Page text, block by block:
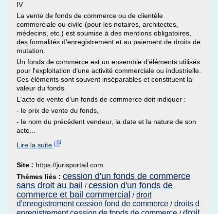
IV
La vente de fonds de commerce ou de clientèle
commerciale ou civile (pour les notaires, architectes,
médecins, etc.) est soumise à des mentions obligatoires,
des formalités d'enregistrement et au paiement de droits de
mutation.
Un fonds de commerce est un ensemble d'éléments utilisés
pour l'exploitation d'une activité commerciale ou industrielle.
Ces éléments sont souvent inséparables et constituent la
valeur du fonds.
L'acte de vente d'un fonds de commerce doit indiquer :
- le prix de vente du fonds,
- le nom du précédent vendeur, la date et la nature de son
acte...
Lire la suite
Site : https://jurisportail.com
Thèmes liés : cession d'un fonds de commerce
sans droit au bail / cession d'un fonds de
commerce et bail commercial / droit
d'enregistrement cession fond de commerce / droits d